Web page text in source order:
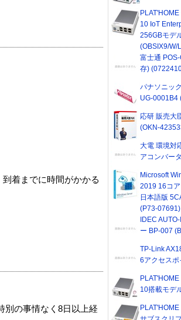
着までに時間がかかる
別の事情なく8日以上経
10 IoT
256GBモデ
(OBSIX9/W/
富士通
存)
パナソニッ
UG-0001B4
応研 販売大
(OKN-
大電 環境対
アコンバー
Microsoft
2019 16コ
日本語版
(P73-07691)
IDEC
ー BP-007
TP-Link
6アクセス
10搭載モデ